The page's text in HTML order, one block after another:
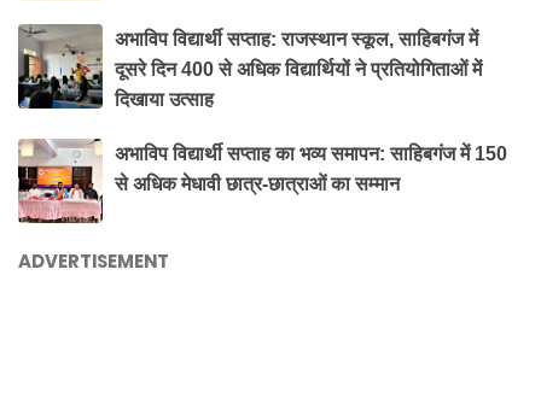
अभाविप विद्यार्थी सप्ताह: राजस्थान स्कूल, साहिबगंज में
दूसरे दिन 400 से अधिक विद्यार्थियों ने प्रतियोगिताओं में
दिखाया उत्साह
अभाविप विद्यार्थी सप्ताह का भव्य समापन: साहिबगंज में 150
से अधिक मेधावी छात्र-छात्राओं का सम्मान
ADVERTISEMENT